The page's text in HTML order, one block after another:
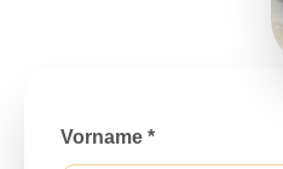
Vorname *